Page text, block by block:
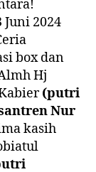
2024
box dan
Hj
(putri
Nur
kasih